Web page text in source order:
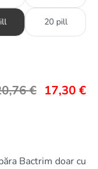
20 pill
€ 17,30€
Bactrim doar cu